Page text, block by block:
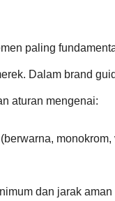
paling
Dalam brand
aturan mengenai:
monokrom,
dan jarak